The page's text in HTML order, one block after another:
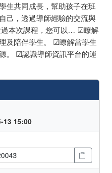
生共同成長，幫助孩子在班
己，透過導師經驗的交流與
本次課程，您可以… ☑瞭解
及陪伴學生。 ☑瞭解當學生
。 ☑認識導師資訊平台的運
13 15:00